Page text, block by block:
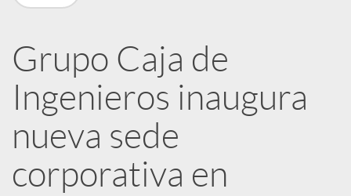
e
d
e
Grupo Caja de
Ingenieros inaugura
nueva sede
corporativa en